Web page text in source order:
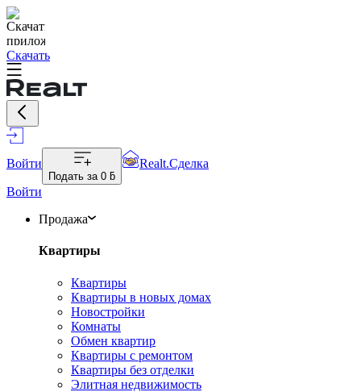
Скачать
Войти
Подать за 0 ƃ
Realt.Сделка
Войти
Продажа
Квартиры
Квартиры
Квартиры в новых домах
Новостройки
Комнаты
Обмен квартир
Квартиры с ремонтом
Квартиры без отделки
Элитная недвижимость